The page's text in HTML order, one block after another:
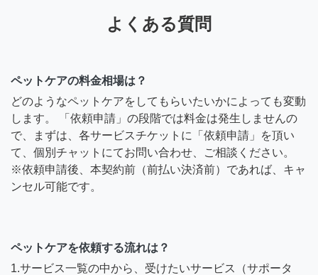
よくある質問
ペットケアの料金相場は？
どのようなペットケアをしてもらいたいかによっても変動
します。 「依頼申請」の段階では料金は発生しませんの
で、まずは、各サービスチケットに「依頼申請」を頂い
て、個別チャットにてお問い合わせ、ご相談ください。
※依頼申請後、本契約前（前払い決済前）であれば、キャ
ンセル可能です。
ペットケアを依頼する流れは？
1.サービス一覧の中から、受けたいサービス（サポータ